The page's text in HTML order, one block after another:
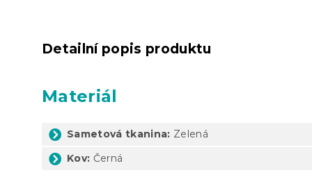
Detailní popis produktu
Materiál
Sametová tkanina: Zelená
Kov: Černá